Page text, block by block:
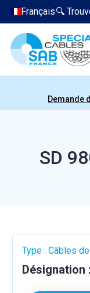
🔍
Français
SD
Type : Câbles
Désignation